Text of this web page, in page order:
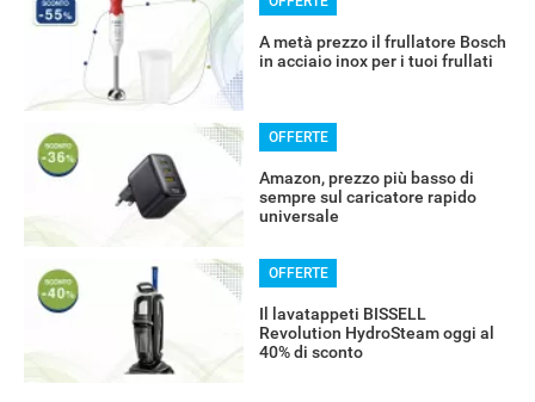
A metà prezzo il frullatore Bosch
in acciaio inox per i tuoi frullati
OFFERTE
Amazon, prezzo più basso di
sempre sul caricatore rapido
universale
OFFERTE
Il lavatappeti BISSELL
Revolution HydroSteam oggi al
40% di sconto